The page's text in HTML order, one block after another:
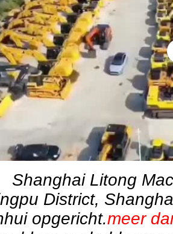
Shanghai Litong
District,
opgericht.meer